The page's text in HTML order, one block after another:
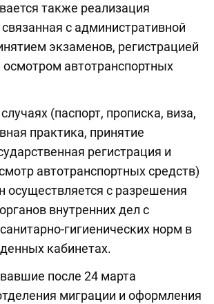
также реализация
с административной
экзаменов, регистрацией
осмотром автотранспортных
(паспорт, прописка, виза,
практика, принятие
регистрация и
автотранспортных средств)
осуществляется с разрешения
внутренних дел с
гигиенических норм в
кабинетах.
после 24 марта
миграции и оформления